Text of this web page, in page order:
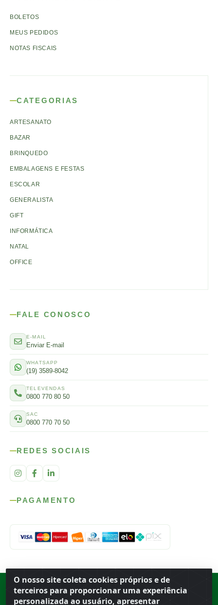
O nosso site coleta cookies próprios e de
terceiros para proporcionar uma experiência
personalizada ao usuário, apresentar
BOLETOS
MEUS PEDIDOS
NOTAS FISCAIS
CATEGORIAS
ARTESANATO
BAZAR
BRINQUEDO
EMBALAGENS E FESTAS
ESCOLAR
GENERALISTA
GIFT
INFORMÁTICA
NATAL
OFFICE
FALE CONOSCO
E-MAIL
Enviar E-mail
WHATSAPP
(19) 3589-8042
TELEVENDAS
0800 770 80 50
SAC
0800 770 70 50
REDES SOCIAIS
PAGAMENTO
Porto Ferreira ·BR
13.669-899· CNPJ 56.679.863/0001-91